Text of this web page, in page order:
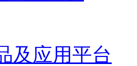
及应用平台